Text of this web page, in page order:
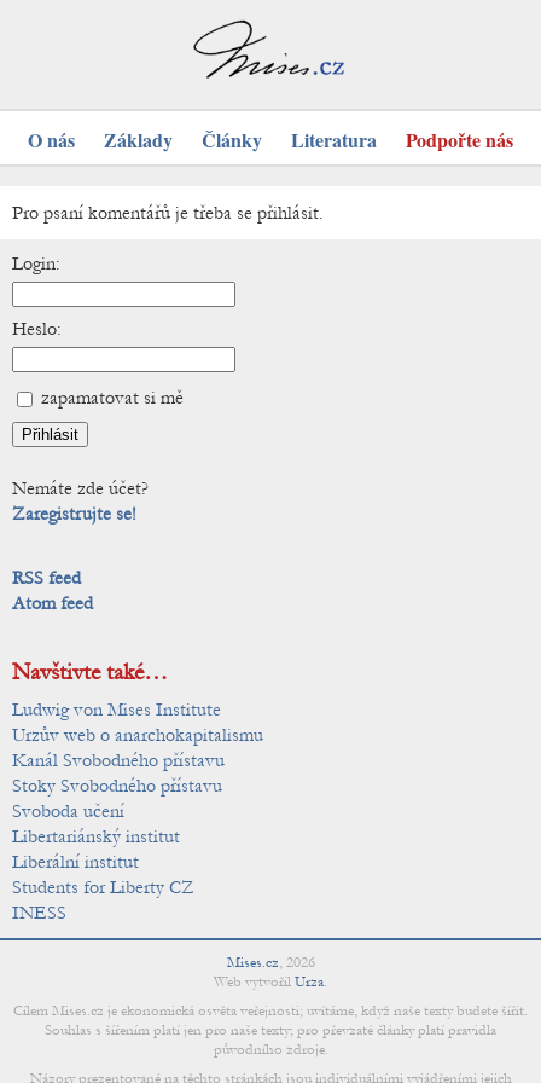
O nás Základy Články Literatura Podpořte nás
Pro psaní komentářů je třeba se přihlásit.
Login:
Heslo:
zapamatovat si mě
Nemáte zde účet?
Zaregistrujte se!
RSS feed
Atom feed
Navštivte také…
Ludwig von Mises Institute
Urzův web o anarchokapitalismu
Kanál Svobodného přístavu
Stoky Svobodného přístavu
Svoboda učení
Libertariánský institut
Liberální institut
Students for Liberty CZ
INESS
Mises.cz, 2026
Web vytvořil Urza.
Cílem Mises.cz je ekonomická osvěta veřejnosti; uvítáme, když naše texty budete šířit.
Souhlas s šířením platí jen pro naše texty; pro převzaté články platí pravidla
původního zdroje.
Názory prezentované na těchto stránkách jsou individuálními vyjádřeními jejich